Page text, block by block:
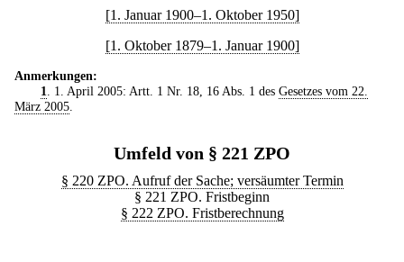
[1. Januar 1900–1. Oktober 1950]
[1. Oktober 1879–1. Januar 1900]
Anmerkungen:
1
. 1. April 2005: Artt. 1 Nr. 18, 16 Abs. 1 des Gesetzes vom 22.
März 2005
Umfeld von § 221 ZPO
§ 220 ZPO. Aufruf der Sache; versäumter Termin
§ 221 ZPO. Fristbeginn
§ 222 ZPO. Fristberechnung